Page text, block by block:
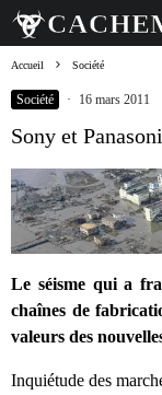
Accueil Société
Société · 16 mars 2011
Sony et
Le séisme qui a
chaînes de
valeurs des
Inquiétude des